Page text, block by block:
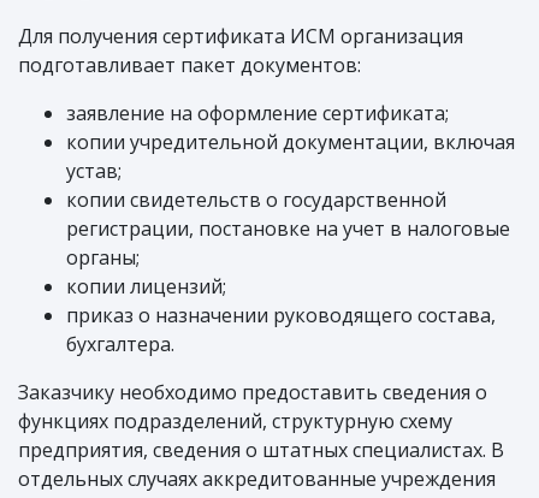
Для получения сертификата ИСМ организация
подготавливает пакет документов:
заявление на оформление сертификата;
копии учредительной документации, включая
устав;
копии свидетельств о государственной
регистрации, постановке на учет в налоговые
органы;
копии лицензий;
приказ о назначении руководящего состава,
бухгалтера.
Заказчику необходимо предоставить сведения о
функциях подразделений, структурную схему
предприятия, сведения о штатных специалистах. В
отдельных случаях аккредитованные учреждения